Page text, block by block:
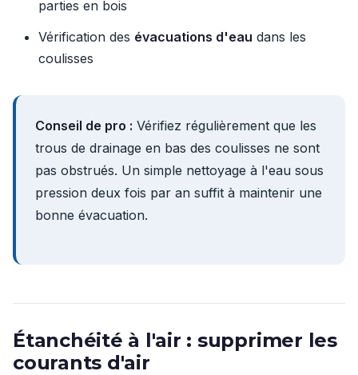
parties en bois
Vérification des évacuations d'eau dans les
coulisses
Conseil de pro : Vérifiez régulièrement que les
trous de drainage en bas des coulisses ne sont
pas obstrués. Un simple nettoyage à l'eau sous
pression deux fois par an suffit à maintenir une
bonne évacuation.
Étanchéité à l'air : supprimer les
courants d'air